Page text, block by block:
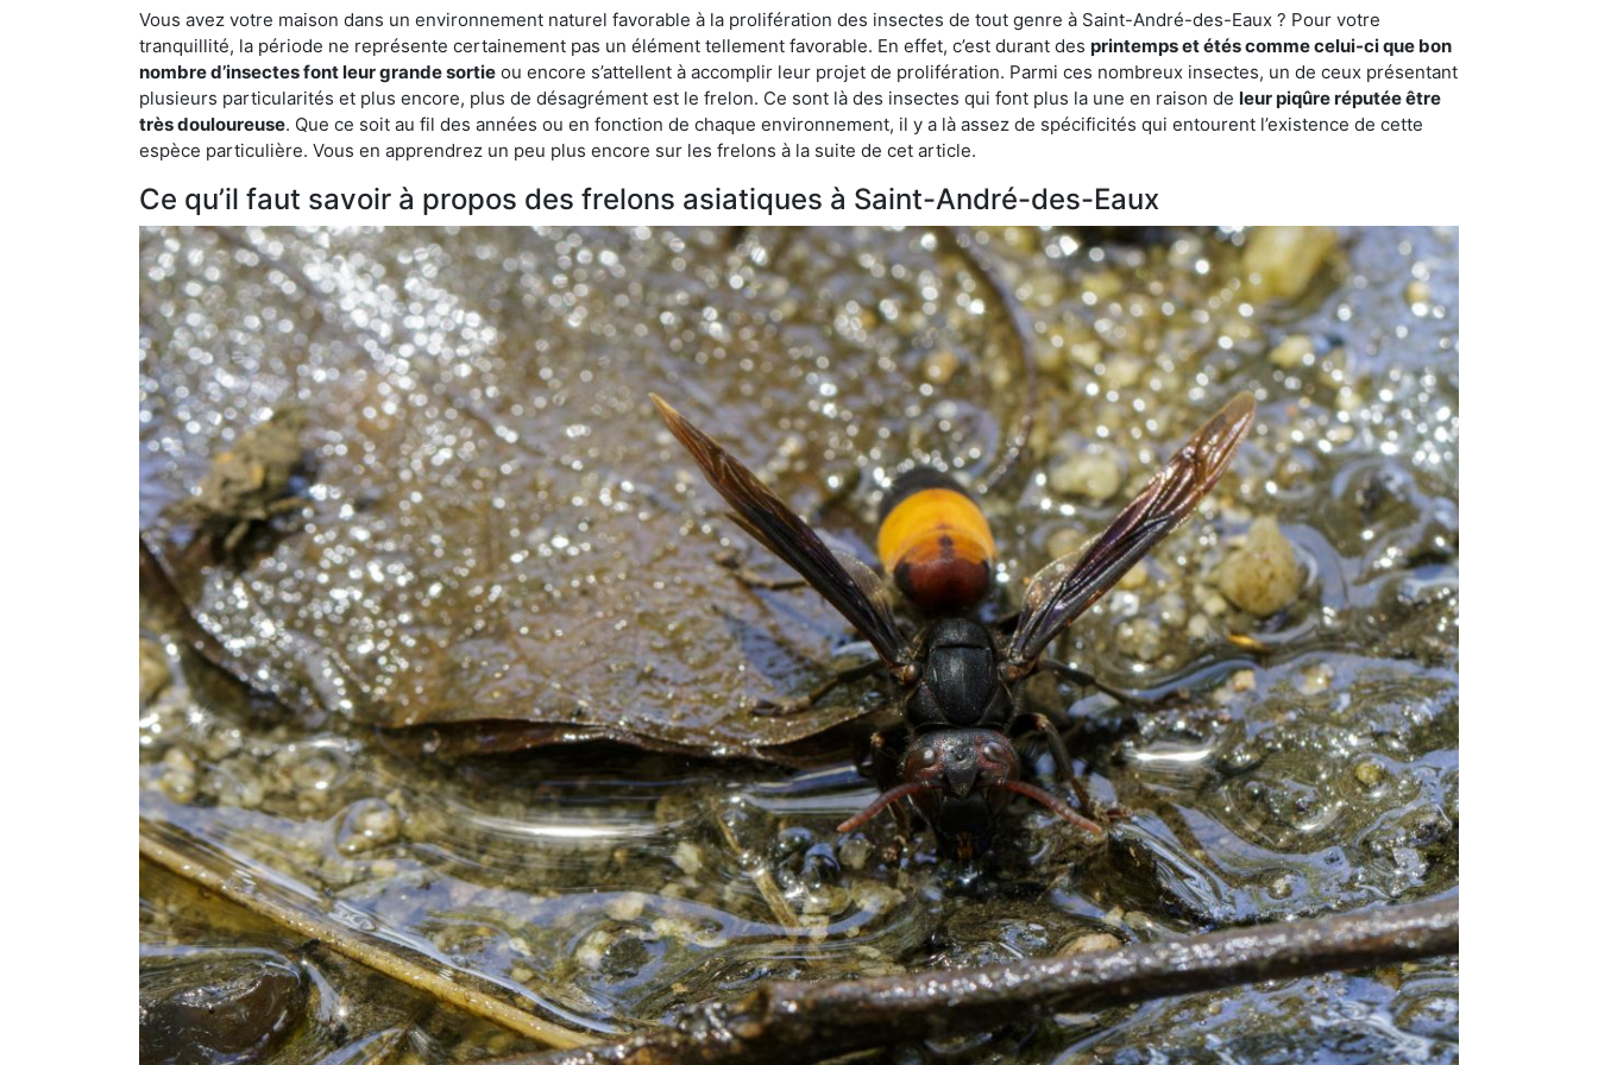
Vous avez votre maison dans un environnement naturel favorable à la prolifération des insectes de tout genre à Saint-André-des-Eaux ? Pour votre
tranquillité, la période ne représente certainement pas un élément tellement favorable. En effet, c’est durant des printemps et étés comme celui-ci que bon
nombre d’insectes font leur grande sortie ou encore s’attellent à accomplir leur projet de prolifération. Parmi ces nombreux insectes, un de ceux présentant
plusieurs particularités et plus encore, plus de désagrément est le frelon. Ce sont là des insectes qui font plus la une en raison de leur piqûre réputée être
très douloureuse. Que ce soit au fil des années ou en fonction de chaque environnement, il y a là assez de spécificités qui entourent l’existence de cette
espèce particulière. Vous en apprendrez un peu plus encore sur les frelons à la suite de cet article.
Ce qu’il faut savoir à propos des frelons asiatiques à Saint-André-des-Eaux